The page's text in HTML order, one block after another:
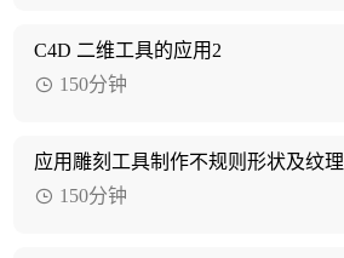
C4D 二维工具的应用2
150分钟
应用雕刻工具制作不规则形状及纹理
150分钟